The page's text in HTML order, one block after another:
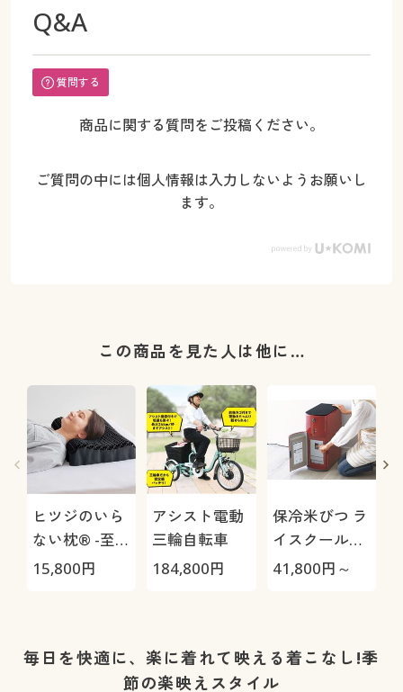
Q&A
質問する
商品に関する質問をご投稿ください。
ご質問の中には個人情報は入力しないようお願いし
ます。
この商品を見た人は他に…
ヒツジのいら
ない枕® -至
極-
15,800円
アシスト電動
三輪自転車
184,800円
保冷米びつ ラ
イスクール
HRC-
41,800円～
毎日を快適に、楽に着れて映える着こなし!季
節の楽映えスタイル